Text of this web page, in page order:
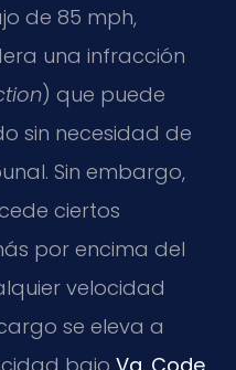
de 85 mph,
una infracción
) que puede
sin necesidad de
Sin embargo,
ciertos
por encima del
velocidad
se eleva a